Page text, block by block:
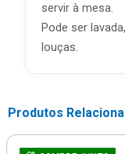
servir à mesa.
Pode ser
louças.
Produtos